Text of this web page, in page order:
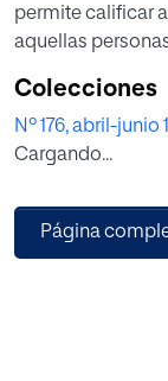
permite calificar
aquellas
actividad del
principales
ella no es posible
de intenciones
objetivo es tanto
Colecciones
Nº 176, abril-junio
Cargando...
Página